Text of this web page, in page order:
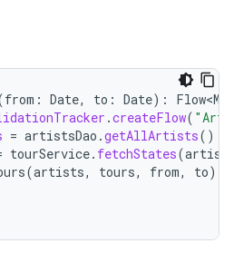
from : Date, to : Date):
.createFlow(
= artistsDao .getAllArtists()
tourService. fetchStates(
(artists, tours, from, to)